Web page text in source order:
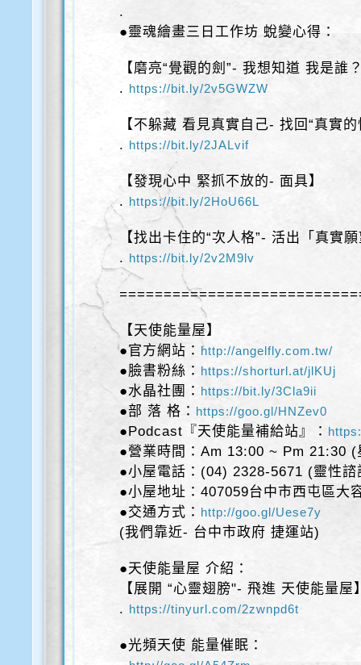
.
●靈魂繪畫三日工作坊 蛻變心得：
【磨亮“覺觀的劍”- 我想知道 我是誰
. https://bit.ly/2v5GWZW
【不躲藏 看見真實自己- 找回“真實
. https://bit.ly/2JALvif
【發現心中 緊抓不放的- 面具】
. https://bit.ly/2HoU66L
【找出卡住的“次人格”- 活出「真實
. https://bit.ly/2v2M9lv
【天使能量屋】
●官方網站： http://angelfly.com.tw/
●臉書粉絲： https://shorturl.at/jlKUj
●水晶社團： https://bit.ly/3Cla9ii
●部 落 格： https://goo.gl/HNZev0
●Podcast『天使能量補給站』：
●營業時間：Am 13:00 ~ Pm 21:30 (
●小屋電話：(04) 2328-5671 (靈性
●小屋地址：407059台中市西屯區大
●交通方式： http://goo.gl/Uese7y
(我們靠近- 台中市政府 捷運站)
●天使能量屋 介紹：
【展開 “心靈翅膀"- 飛進 天使能量屋
. https://tinyurl.com/2zwnpd6t
●光頻天使 能量催眠：